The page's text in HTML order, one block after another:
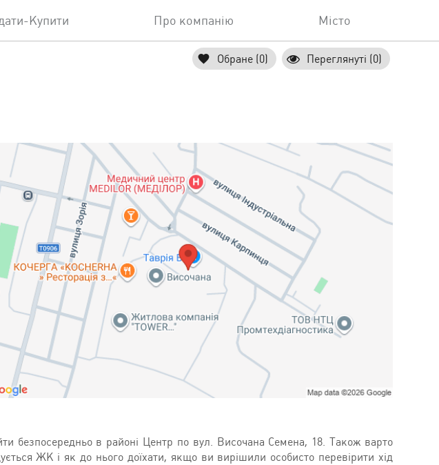
Купити Про компанію Місто
Обране (0) Переглянуті (0)
безпосередньо в районі Центр по вул. Височана Семена, 18. Також варто
ЖК і як до нього доїхати, якщо ви вирішили особисто перевірити хід